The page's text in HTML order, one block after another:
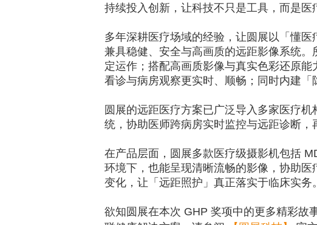
持续投入创新，让科技不只是工具，而是医
多年深耕医疗场域的经验，让圆展以「懂
兼具稳健、安全与高画质的远距影像系统。
定运作；搭配高画质影像与真实色彩还原
看诊与病房观察更实时、顺畅；同时内建「
圆展的远距医疗方案已广泛导入多家医疗
统，协助医师跨病房实时监控与远距诊断
在产品层面，圆展多款医疗级摄影机包括
环境下，也能呈现清晰流畅的影像，协助医
变化，让「远距照护」真正落实于临床实务。
欲知圆展在本次 GHP 奖项中的更多精彩故